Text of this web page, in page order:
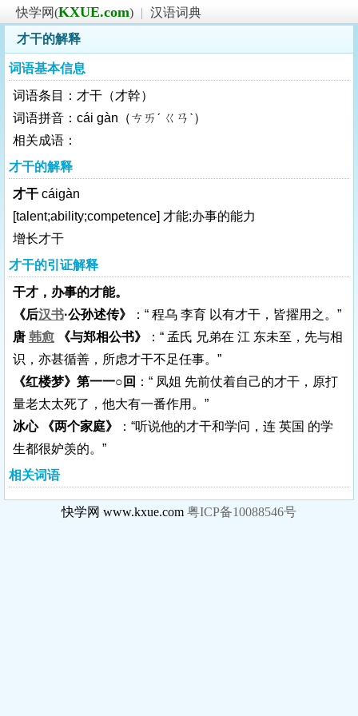
快学网(KXUE.com) | 汉语词典
才干的解释
词语基本信息
词语条目：才干（才幹）
词语拼音：cái gàn（ㄘㄞˊ ㄍㄢˋ）
相关成语：
才干的解释
才干 cáigàn
[talent;ability;competence] 才能;办事的能力
增长才干
才干的引证解释
干才，办事的才能。
《后汉书·公孙述传》
：“ 程乌 李育 以有才干，皆擢用之。”
唐 韩愈 《与郑相公书》
：“ 孟氏 兄弟在 江 东未至，先与相
识，亦甚循善，所虑才干不足任事。”
《红楼梦》第一一○回 ：“ 凤姐 先前仗着自己的才干，原打
量老太太死了，他大有一番作用。”
冰心 《两个家庭》
：“听说他的才干和学问，连 英国 的学
生都很妒羡的。”
相关词语
快学网 www.kxue.com 粤ICP备10088546号